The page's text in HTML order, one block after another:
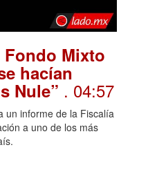
Mixto
hacían
Nule” . 04:57
un informe de la Fiscalía
a uno de los más